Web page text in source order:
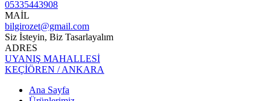
05335443908
MAİL
bilgirozet@gmail.com
Siz İsteyin, Biz Tasarlayalım
ADRES
UYANIŞ MAHALLESİ
KEÇİÖREN / ANKARA
Ana Sayfa